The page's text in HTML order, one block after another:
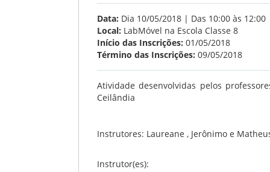
Data: Dia 10/05/2018 | Das 10:00 às 12:00
Local: LabMóvel na Escola Classe 8
Início das Inscrições: 01/05/2018
Término das Inscrições: 09/05/2018
Atividade desenvolvidas pelos
Ceilândia
Instrutores: Laureane , Jerônimo e
Instrutor(es):